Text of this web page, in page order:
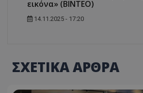
εικόνα» (ΒΙΝΤΕΟ)
14.11.2025 - 17:20
ΣΧΕΤΙΚΑ ΑΡΘΡΑ